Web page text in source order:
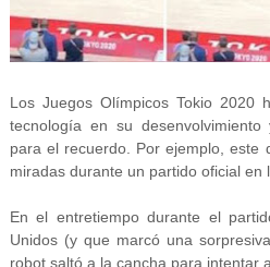
Los Juegos Olímpicos Tokio
tecnología en su
para el recuerdo. Por ejemplo, este
miradas durante un partido oficial en
En el entretiempo durante el
Unidos (y que marcó una
robot saltó a la cancha para intentar